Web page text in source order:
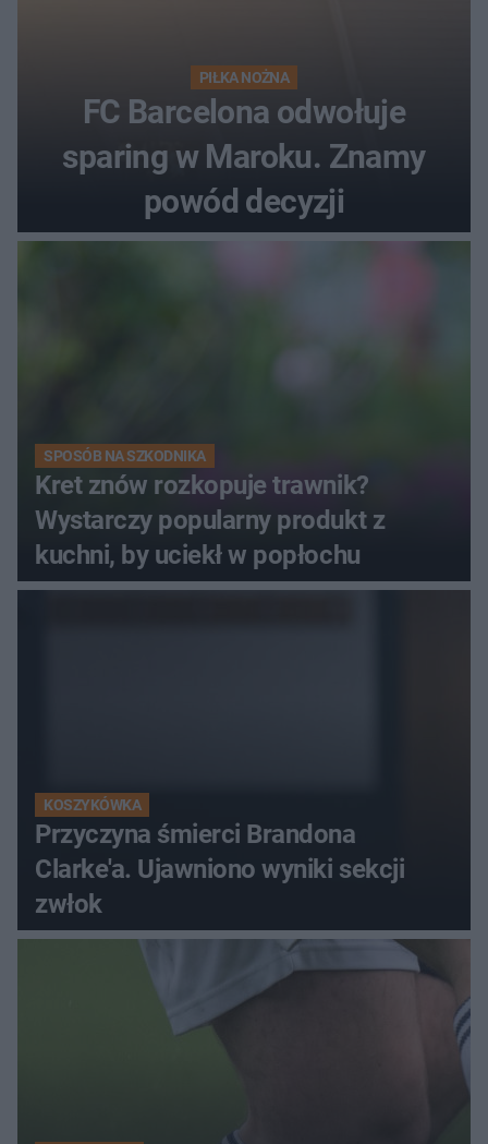
PIŁKA NOŻNA
FC Barcelona odwołuje
sparing w Maroku. Znamy
powód decyzji
SPOSÓB NA SZKODNIKA
Kret znów rozkopuje trawnik?
Wystarczy popularny produkt z
kuchni, by uciekł w popłochu
KOSZYKÓWKA
Przyczyna śmierci Brandona
Clarke'a. Ujawniono wyniki sekcji
zwłok